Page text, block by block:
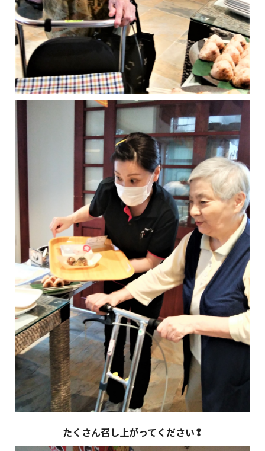
たくさん召し上がってください❢